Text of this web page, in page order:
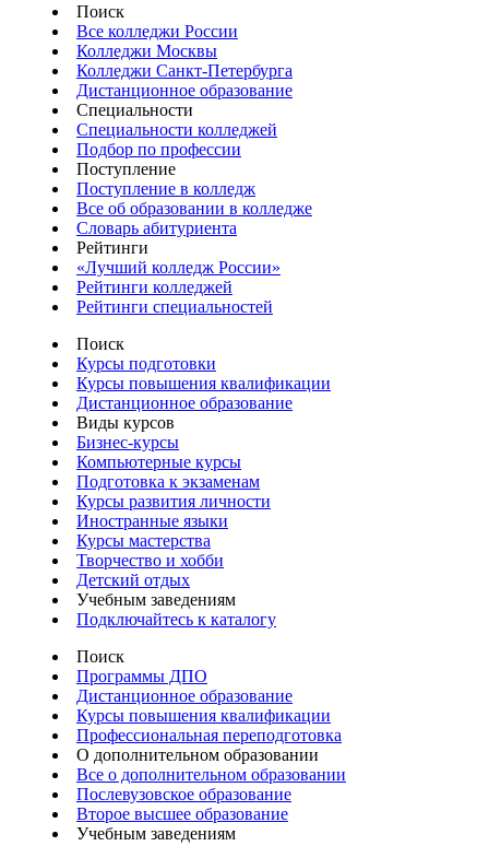
Поиск
Все колледжи России
Колледжи Москвы
Колледжи Санкт-Петербурга
Дистанционное образование
Специальности
Специальности колледжей
Подбор по профессии
Поступление
Поступление в колледж
Все об образовании в колледже
Словарь абитуриента
Рейтинги
«Лучший колледж России»
Рейтинги колледжей
Рейтинги специальностей
Поиск
Курсы подготовки
Курсы повышения квалификации
Дистанционное образование
Виды курсов
Бизнес-курсы
Компьютерные курсы
Подготовка к экзаменам
Курсы развития личности
Иностранные языки
Курсы мастерства
Творчество и хобби
Детский отдых
Учебным заведениям
Подключайтесь к каталогу
Поиск
Программы ДПО
Дистанционное образование
Курсы повышения квалификации
Профессиональная переподготовка
О дополнительном образовании
Все о дополнительном образовании
Послевузовское образование
Второе высшее образование
Учебным заведениям